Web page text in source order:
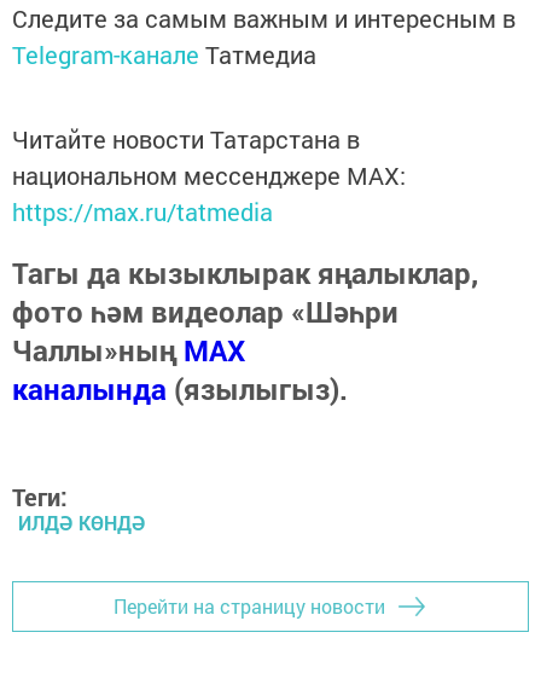
Следите за самым важным и интересным в
Telegram-канале Татмедиа
Читайте новости Татарстана в
национальном мессенджере MАХ:
https://max.ru/tatmedia
Тагы да кызыклырак яңалыклар,
фото һәм видеолар «Шәһри
Чаллы»ныңMAX
каналында (язылыгыз).
Теги:
ИЛДӘ КӨНДӘ
Перейти на страницу новости